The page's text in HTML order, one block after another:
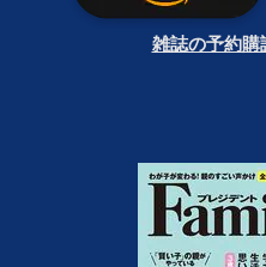
雑誌の予約購